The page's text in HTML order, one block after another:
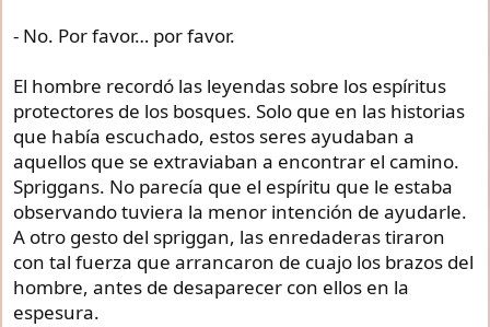
- No. Por favor… por favor.
El hombre recordó las leyendas sobre los espíritus
protectores de los bosques. Solo que en las historias
que había escuchado, estos seres ayudaban a
aquellos que se extraviaban a encontrar el camino.
Spriggans. No parecía que el espíritu que le estaba
observando tuviera la menor intención de ayudarle.
A otro gesto del spriggan, las enredaderas tiraron
con tal fuerza que arrancaron de cuajo los brazos del
hombre, antes de desaparecer con ellos en la
espesura.